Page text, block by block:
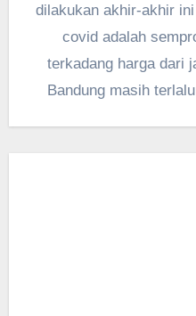
dilakukan akhir-akhir
covid adalah
terkadang harga dari
Bandung masih